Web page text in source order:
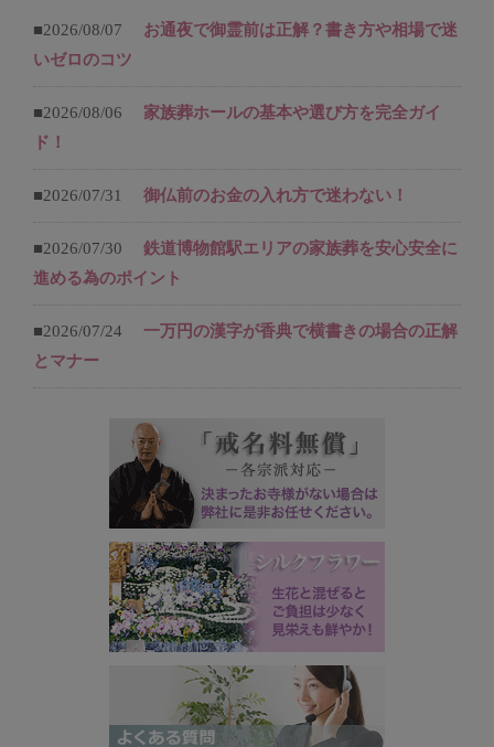
■2026/08/07
お通夜で御霊前は正解？書き方や相場で迷
いゼロのコツ
■2026/08/06
家族葬ホールの基本や選び方を完全ガイ
ド！
■2026/07/31 御仏前のお金の入れ方で迷わない！
■2026/07/30
鉄道博物館駅エリアの家族葬を安心安全に
進める為のポイント
■2026/07/24
一万円の漢字が香典で横書きの場合の正解
とマナー